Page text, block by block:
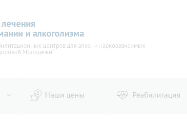
и алкоголизма
центров для алко- и наркозависимых
Молодежи"
Наши цены Реабилитация